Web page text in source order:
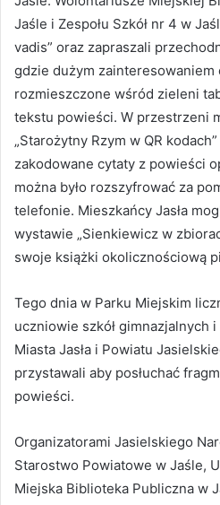
Jaśle i Zespołu Szkół nr 4 w
vadis” oraz zapraszali
gdzie dużym zainteresowaniem
rozmieszczone wśród zieleni
tekstu powieści. W przestrzeni
„Starożytny Rzym w QR
zakodowane cytaty z powieści
można było rozszyfrować za
telefonie. Mieszkańcy Jasła
wystawie „Sienkiewicz w
swoje książki okolicznościową
Tego dnia w Parku Miejskim
uczniowie szkół gimnazjalnych
Miasta Jasła i Powiatu
przystawali aby posłuchać
powieści.
Organizatorami Jasielskiego
Starostwo Powiatowe w Jaśle,
Miejska Biblioteka Publiczna w